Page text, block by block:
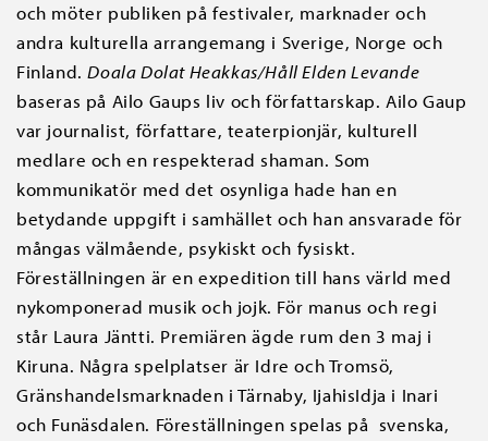
och möter publiken på festivaler, marknader och
andra kulturella arrangemang i Sverige, Norge och
Finland.Doala Dolat Heakkas/Håll Elden Levande
baseras på Ailo Gaups liv och författarskap. Ailo Gaup
var journalist, författare, teaterpionjär, kulturell
medlare och en respekterad shaman. Som
kommunikatör med det osynliga hade han en
betydande uppgift i samhället och han ansvarade för
mångas välmående, psykiskt och fysiskt.
Föreställningen är en expedition till hans värld med
nykomponerad musik och jojk. För manus och regi
står Laura Jäntti. Premiären ägde rum den 3 maj i
Kiruna. Några spelplatser är Idre och Tromsö,
Gränshandelsmarknaden i Tärnaby, IjahisIdja i Inari
och Funäsdalen. Föreställningen spelas på svenska,